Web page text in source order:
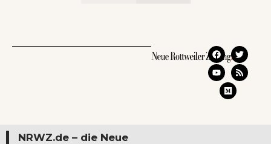
NRWZ.de – die Neue